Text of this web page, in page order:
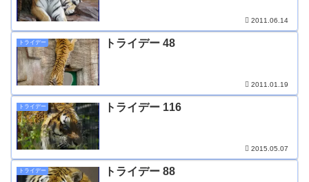
2011.06.14
トライデー トライデー 48
2011.01.19
トライデー トライデー 116
2015.05.07
トライデー トライデー 88